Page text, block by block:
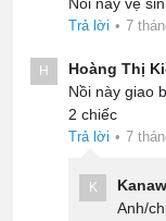
Trả lời • 7
H
Hoàng Thị
Nồi này giao
2 chiếc
Trả lời • 7
K
Anh/